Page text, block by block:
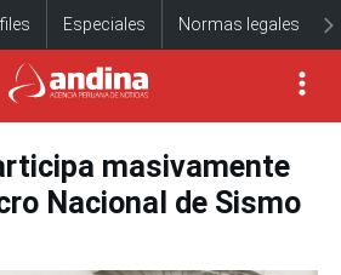
Especiales Normas legales
masivamente
Nacional de Sismo